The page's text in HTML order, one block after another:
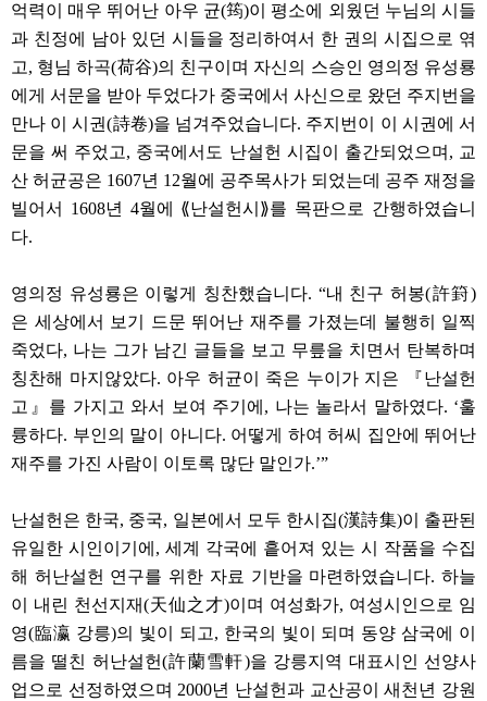
억력이 매우 뛰어난 아우 균(筠)이 평소에 외웠던 누님의 시들
과 친정에 남아 있던 시들을 정리하여서 한 권의 시집으로 엮
고, 형님 하곡(荷谷)의 친구이며 자신의 스승인 영의정 유성룡
에게 서문을 받아 두었다가 중국에서 사신으로 왔던 주지번을
만나 이 시권(詩卷)을 넘겨주었습니다. 주지번이 이 시권에 서
문을 써 주었고, 중국에서도 난설헌 시집이 출간되었으며, 교
산 허균공은 1607년 12월에 공주목사가 되었는데 공주 재정을
빌어서 1608년 4월에 ⟪난설헌시⟫를 목판으로 간행하였습니
다.
영의정 유성룡은 이렇게 칭찬했습니다. “내 친구 허봉(許篈)
은 세상에서 보기 드문 뛰어난 재주를 가졌는데 불행히 일찍
죽었다, 나는 그가 남긴 글들을 보고 무릎을 치면서 탄복하며
칭찬해 마지않았다. 아우 허균이 죽은 누이가 지은 『난설헌
고』를 가지고 와서 보여 주기에, 나는 놀라서 말하였다. ‘훌
륭하다. 부인의 말이 아니다. 어떻게 하여 허씨 집안에 뛰어난
재주를 가진 사람이 이토록 많단 말인가.’”
난설헌은 한국, 중국, 일본에서 모두 한시집(漢詩集)이 출판된
유일한 시인이기에, 세계 각국에 흩어져 있는 시 작품을 수집
해 허난설헌 연구를 위한 자료 기반을 마련하였습니다. 하늘
이 내린 천선지재(天仙之才)이며 여성화가, 여성시인으로 임
영(臨瀛 강릉)의 빛이 되고, 한국의 빛이 되며 동양 삼국에 이
름을 떨친 허난설헌(許蘭雪軒)을 강릉지역 대표시인 선양사
업으로 선정하였으며 2000년 난설헌과 교산공이 새천년 강원